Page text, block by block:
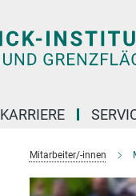
KARRIERE
Mitarbeiter/-innen